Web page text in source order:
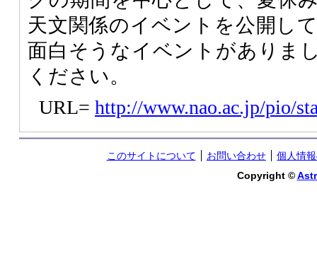
天文関係のイベントを公開し
面白そうなイベントがありま
ください。
URL= http://www.nao.ac.jp/pio/
このサイトについて お問い合わせ
個人情
Copyright ©